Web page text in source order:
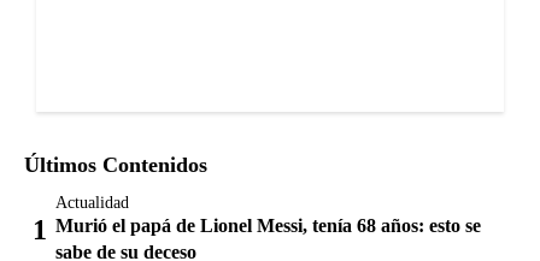
Últimos Contenidos
Actualidad
Murió el papá de Lionel Messi, tenía 68 años: esto se
sabe de su deceso